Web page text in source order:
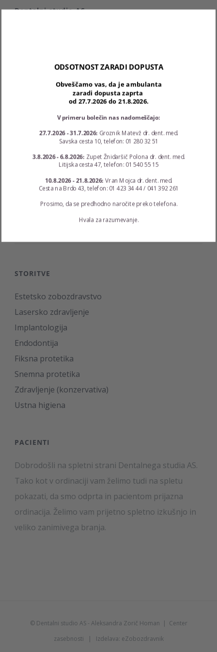
Dentalni studio AS
040 125 240
aleksandra.zoric.homan@siol.net
Ponedeljek - Torek: 12:00 - 19:30; Sreda - Četrtek: 8:00
- 15:00; Petek: 8:00 - 11:30
Najnovejši prispevki
Ukrepi COVID-19
Poškodba zob
STORITVE
Estetsko zobozdravstvo
Lasersko zdravljenje
Implantologija
Endodontija
Fiksna protetika
Snemna protetika
Zdravljenje (konzervativa)
Ustna higiena
PACIENTI
Dobrodošli na spletni strani Dentalnega studia AS.
Tako kot v ordinaciji vam želimo tudi na spletu
pokazati, da smo odprta in pacientom prijazna
ordinacija. Želimo vam prijetno spletno izkušnjo in
veliko zanimivega branja.
© Dentalni studio AS - Aleksandra Zorič Homan | Center
zasebnosti | Izdelava: eZobozdravnik
ODSOTNOST ZARADI DOPUSTA
Obveščamo vas, da je ambulanta
zaradi dopusta zaprta
od 27.7.2026 do 21.8.2026.
V primeru bolečin nas nadomeščajo:
27.7.2026 - 31.7.2026: Groznik Matevž dr. dent. med.
Savska cesta 10, telefon: 01 280 32 51
3.8.2026 - 6.8.2026: Zupet Žnidaršič Polona dr. dent. med.
Litijska cesta 47, telefon: 01 540 55 15
10.8.2026 - 21.8.2026: Vran Mojca dr. dent. med.
Cesta na Brdo 43, telefon: 01 423 34 44 / 041 392 261
Prosimo, da se predhodno naročite preko telefona.
Hvala za razumevanje.